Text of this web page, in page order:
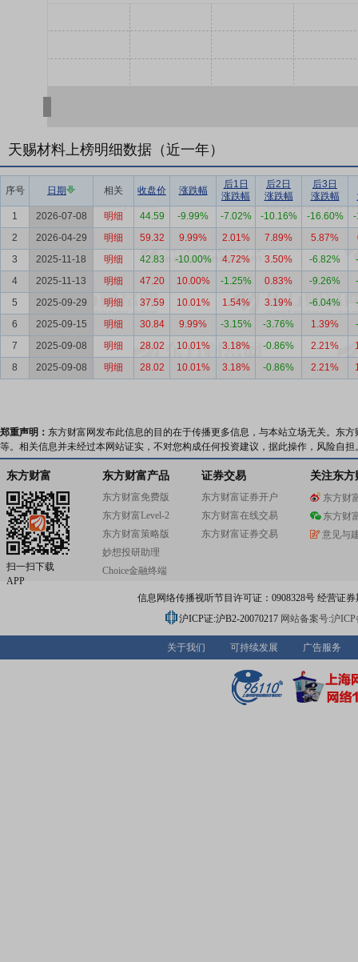
天赐材料上榜明细数据（近一年）
序号 日期 相关 收盘价 涨跌幅
后1日
涨跌幅
后2日
涨跌幅
后3日
涨跌幅
1
2026-07-08 明细 44.59 -9.99% -7.02% -10.16% -16.60%
-
2
2026-04-29 明细 59.32 9.99% 2.01% 7.89% 5.87%
3
2025-11-18 明细 42.83 -10.00% 4.72% 3.50% -6.82%
4
2025-11-13 明细 47.20 10.00% -1.25% 0.83% -9.26%
5
2025-09-29 明细 37.59 10.01% 1.54% 3.19% -6.04%
6
2025-09-15 明细 30.84 9.99% -3.15% -3.76% 1.39%
7
2025-09-08 明细 28.02 10.01% 3.18% -0.86% 2.21%
8
2025-09-08 明细 28.02 10.01% 3.18% -0.86% 2.21%
郑重声明： 东方财富网发布此信息的目的在于传播更多信息，与本站立场无关。东
等。相关信息并未经过本网站证实，不对您构成任何投资建议，据此操作，风险自担